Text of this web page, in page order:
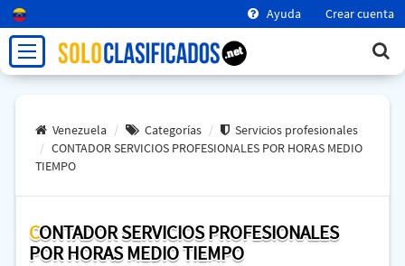
Ayuda Crear cuenta
Venezuela Categorías
Servicios profesionales
CONTADOR SERVICIOS PROFESIONALES POR HORAS MEDIO
TIEMPO
CONTADOR SERVICIOS PROFESIONALES
POR HORAS MEDIO TIEMPO